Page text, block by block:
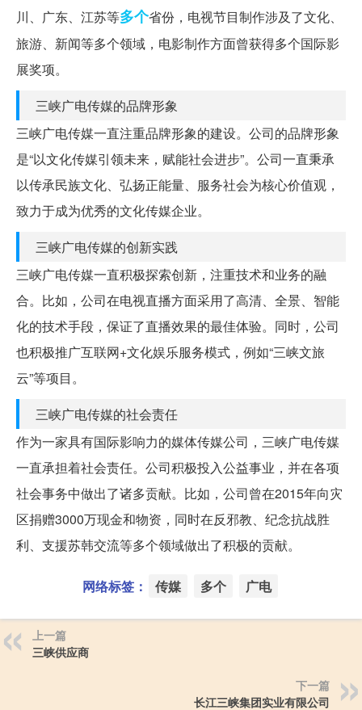
川、广东、江苏等多个省份，电视节目制作涉及了文化、
旅游、新闻等多个领域，电影制作方面曾获得多个国际影
展奖项。
三峡广电传媒的品牌形象
三峡广电传媒一直注重品牌形象的建设。公司的品牌形象
是“以文化传媒引领未来，赋能社会进步”。公司一直秉承
以传承民族文化、弘扬正能量、服务社会为核心价值观，
致力于成为优秀的文化传媒企业。
三峡广电传媒的创新实践
三峡广电传媒一直积极探索创新，注重技术和业务的融
合。比如，公司在电视直播方面采用了高清、全景、智能
化的技术手段，保证了直播效果的最佳体验。同时，公司
也积极推广互联网+文化娱乐服务模式，例如“三峡文旅
云”等项目。
三峡广电传媒的社会责任
作为一家具有国际影响力的媒体传媒公司，三峡广电传媒
一直承担着社会责任。公司积极投入公益事业，并在各项
社会事务中做出了诸多贡献。比如，公司曾在2015年向灾
区捐赠3000万现金和物资，同时在反邪教、纪念抗战胜
利、支援苏韩交流等多个领域做出了积极的贡献。
网络标签： 传媒 多个 广电
上一篇
三峡供应商
下一篇
长江三峡集团实业有限公司